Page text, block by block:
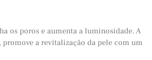
os poros e aumenta a luminosidade. A
a revitalização da pele com um